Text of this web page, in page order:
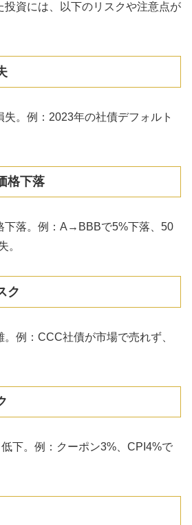
投資には、以下のリスクや注意点が
。例：2023年の社債デフォルト
格下落
下落。例：A→BBBで5%下落、50
。
ク
例：CCC社債が市場で売れず、
低下。例：クーポン3%、CPI4%で